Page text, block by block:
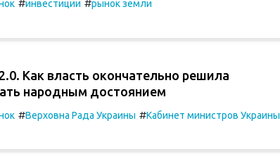
#инвестиции #рынок земли
Как власть окончательно решила
народным достоянием
#Верховна Рада Украины #Кабинет министров Украины